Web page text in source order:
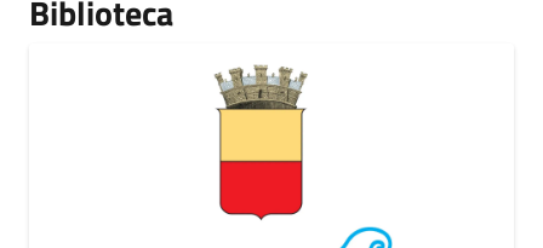
Biblioteca